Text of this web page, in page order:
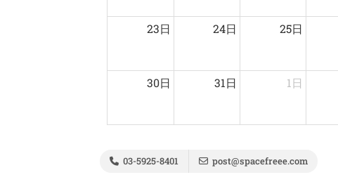
23日 24日 25日
30日 31日 1日
03-5925-8401 post@spacefreee.com